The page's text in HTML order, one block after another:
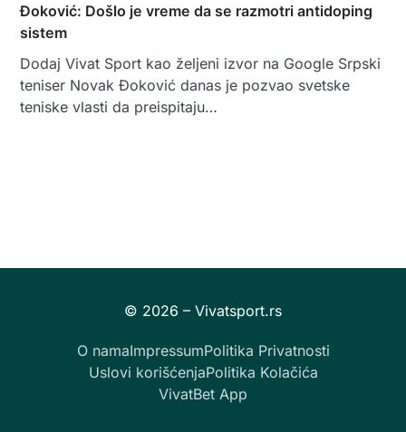
Đoković: Došlo je vreme da se razmotri antidoping
sistem
Dodaj Vivat Sport kao željeni izvor na Google Srpski
teniser Novak Đoković danas je pozvao svetske
teniske vlasti da preispitaju…
O namaImpressumPolitika Privatnosti
Uslovi korišćenjaPolitika Kolačića
VivatBet App